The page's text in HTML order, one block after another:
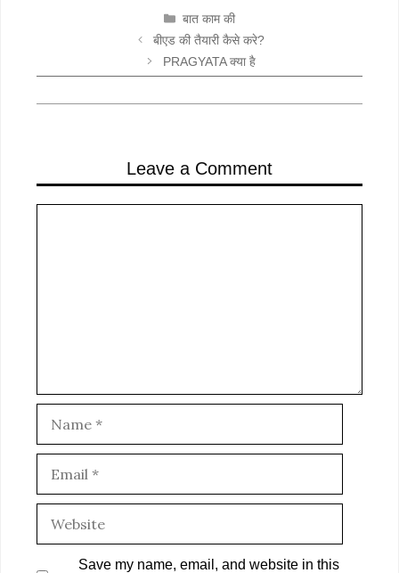
CATEGORIES
बात काम की
बीएड की तैयारी कैसे करे?
PRAGYATA क्या है
Leave a Comment
Save my name, email, and website in this